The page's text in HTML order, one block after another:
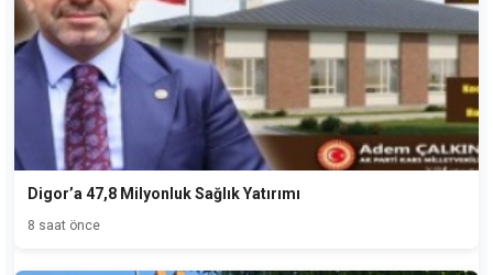
Digor’a 47,8 Milyonluk Sağlık Yatırımı
8 saat önce